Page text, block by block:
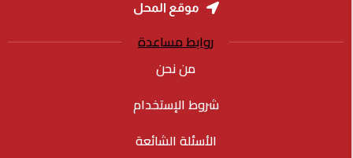
موقع المحل
روابط مساعدة
من نحن
شروط الإستخدام
الأسئلة الشائعة